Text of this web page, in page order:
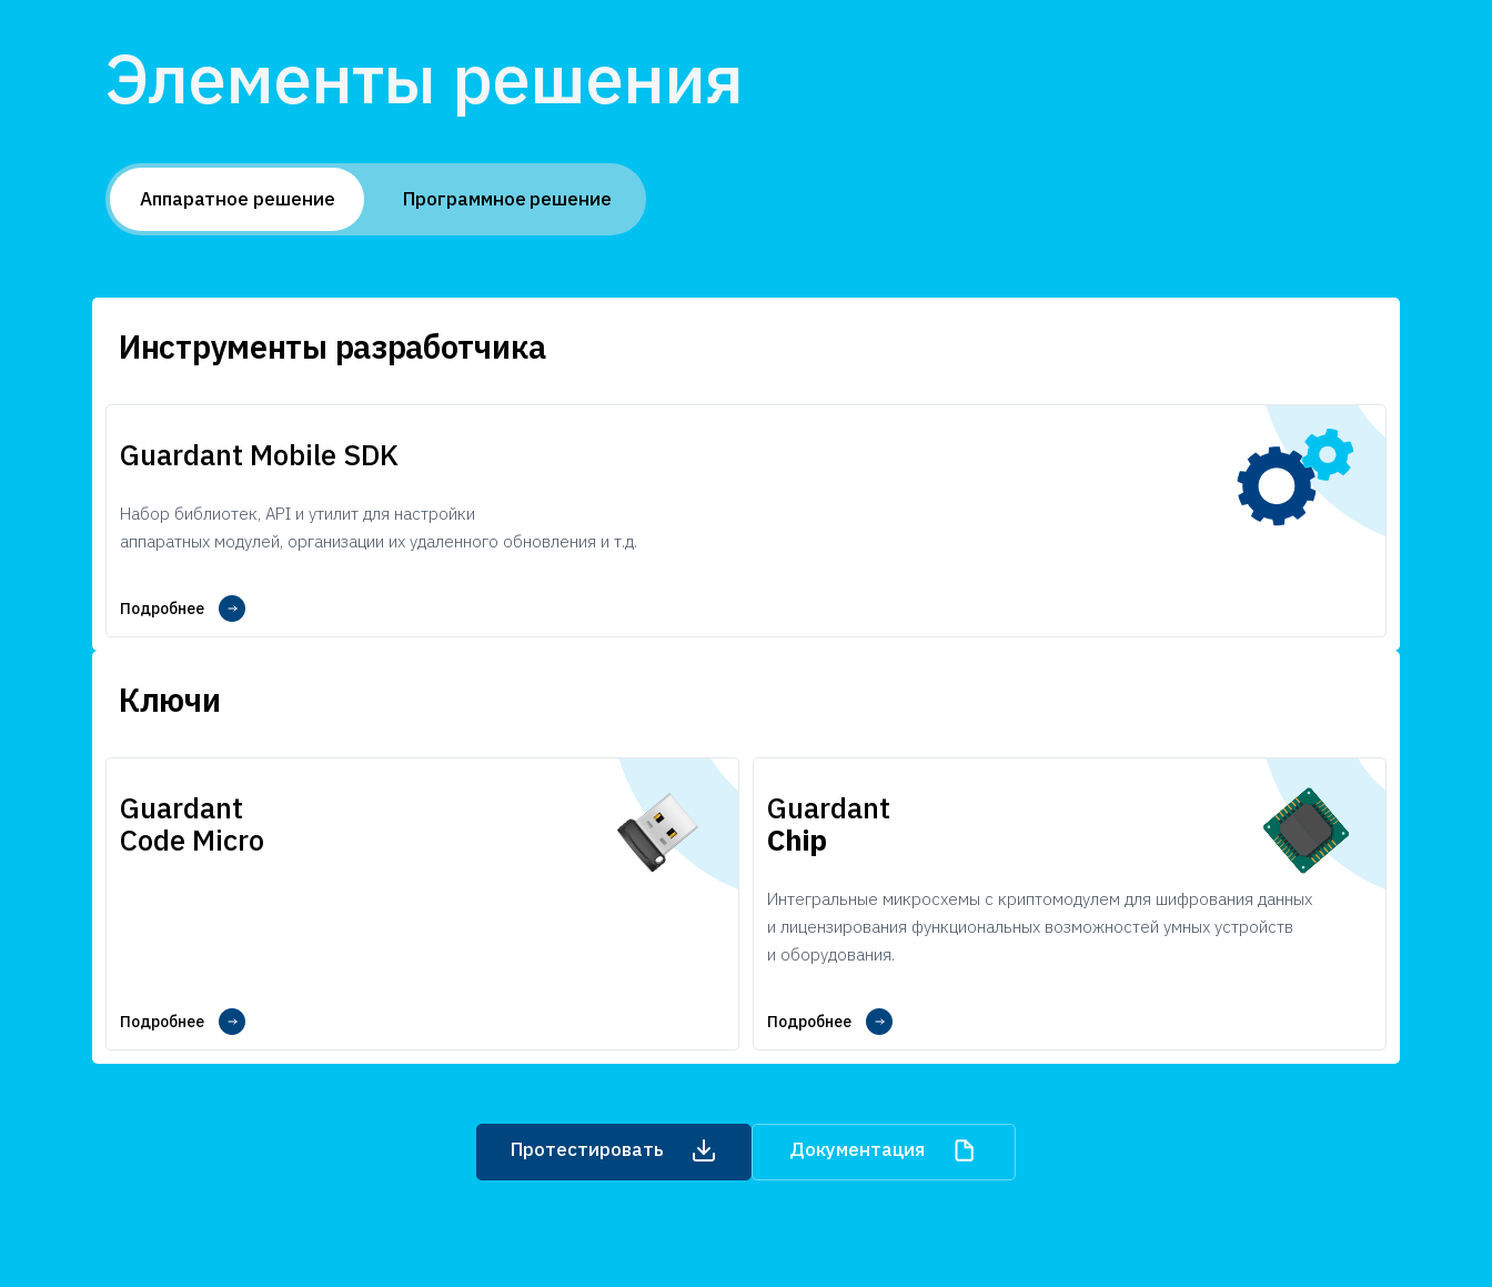
Элементы решения
Аппаратное решение Программное решение
Инструменты разработчика
Guardant Mobile SDK
Набор библиотек, API и утилит для настройки
аппаратных модулей, организации их удаленного обновления и т.д.
Подробнее
Ключи
Guardant
Code Micro
Подробнее
Guardant
Chip
Интегральные микросхемы с криптомодулем для шифрования данных
и лицензирования функциональных возможностей умных устройств
и оборудования.
Подробнее
Протестировать Документация